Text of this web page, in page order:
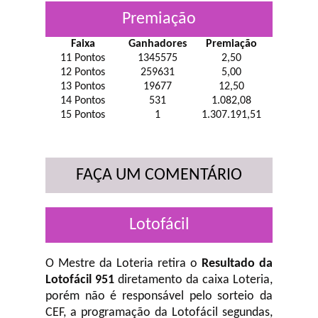
Premiação
Faixa Ganhadores
Premiação
11 Pontos
1345575
2,50
12 Pontos
259631
5,00
13 Pontos
19677
12,50
14 Pontos
531
1.082,08
15 Pontos
1 1.307.191,51
FAÇA UM COMENTÁRIO
Lotofácil
O Mestre da Loteria retira o Resultado da
Lotofácil 951 diretamento da caixa Loteria,
porém não é responsável pelo sorteio da
CEF, a programação da Lotofácil segundas,